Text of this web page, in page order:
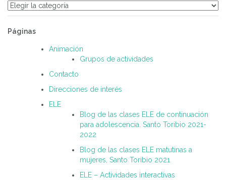
Categorías
Páginas
Animación
Grupos de actividades
Contacto
Direcciones de interés
ELE
Blog de las clases ELE de continuación
para adolescencia. Santo Toribio 2021-
2022
Blog de las clases ELE matutinas a
mujeres, Santo Toribio 2021
ELE – Actividades interactivas